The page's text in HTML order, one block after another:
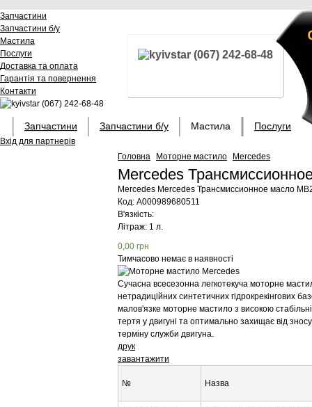
Запчастини
Запчастини б/у
Мастила
Послуги
Доставка та оплата
Гарантія та повернення
Контакти
(067) 242-68-48
Вхід для партнерів
(067) 242-68-48
Запчастини Запчастини б/у Мастила Послуги
Головна Моторне мастило Mercedes
Mercedes
Mercedes Mercedes Трансмиссионное масло
Код: A000989680511
В'язкість:
Літраж: 1 л.
0,00 грн
Тимчасово немає в наявності
Сучасна всесезонна легкотекуча моторне
нетрадиційних синтетичних гідрокрекінгових
малов'язке моторне мастило з високою
тертя у двигуні та оптимально захищає від
терміну служби двигуна.
друк
завантажити
№ Назва